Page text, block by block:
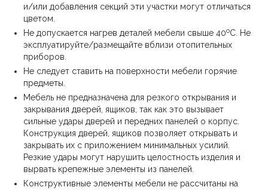
и/или добавления секций эти участки могут отличаться
цветом.
Не допускается нагрев деталей мебели свыше 40оС. Не
эксплуатируйте/размещайте вблизи отопительных
приборов.
Не следует ставить на поверхности мебели горячие
предметы.
Мебель не предназначена для резкого открывания и
закрывания дверей, ящиков, так как это вызывает
сильные удары дверей и передних панелей о корпус.
Конструкция дверей, ящиков позволяет открывать и
закрывать их с приложением минимальных усилий.
Резкие удары могут нарушить целостность изделия и
вырвать крепежные элементы из панелей.
Конструктивные элементы мебели не рассчитаны на